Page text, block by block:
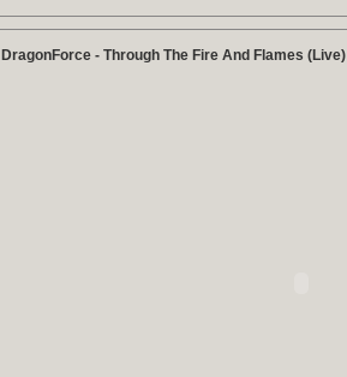
DragonForce - Through The Fire And Flames (Live)